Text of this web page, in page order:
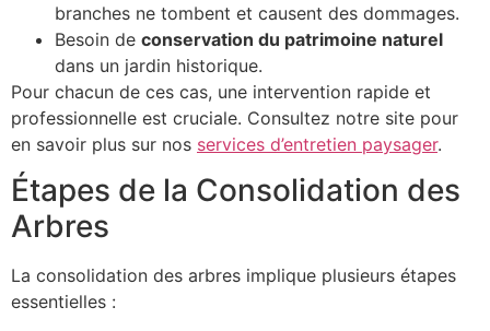
branches ne tombent et causent des dommages.
Besoin de conservation du patrimoine naturel
dans un jardin historique.
Pour chacun de ces cas, une intervention rapide et
professionnelle est cruciale. Consultez notre site pour
en savoir plus sur nos services d’entretien paysager.
Étapes de la Consolidation des
Arbres
La consolidation des arbres implique plusieurs étapes
essentielles :